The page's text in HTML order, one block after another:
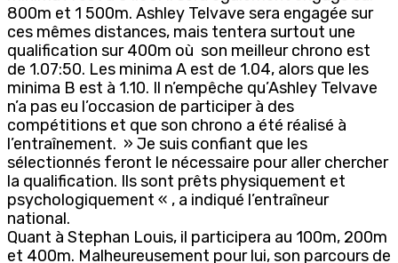
800m et 1 500m. Ashley Telvave sera engagée sur
ces mêmes distances, mais tentera surtout une
qualification sur 400m où son meilleur chrono est
de 1.07:50. Les minima A est de 1.04, alors que les
minima B est à 1.10. Il n’empêche qu’Ashley Telvave
n’a pas eu l’occasion de participer à des
compétitions et que son chrono a été réalisé à
l’entraînement. » Je suis confiant que les
sélectionnés feront le nécessaire pour aller chercher
la qualification. Ils sont prêts physiquement et
psychologiquement « , a indiqué l’entraîneur
national.
Quant à Stephan Louis, il participera au 100m, 200m
et 400m. Malheureusement pour lui, son parcours de